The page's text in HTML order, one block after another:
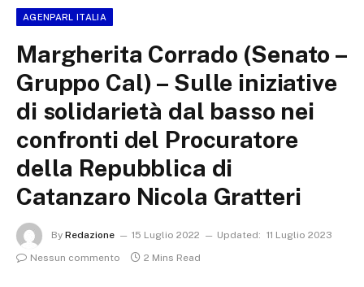
AGENPARL ITALIA
Margherita Corrado (Senato –
Gruppo Cal) – Sulle iniziative
di solidarietà dal basso nei
confronti del Procuratore
della Repubblica di
Catanzaro Nicola Gratteri
By Redazione 15 Luglio 2022 Updated: 11 Luglio 2023
Nessun commento
2 Mins Read